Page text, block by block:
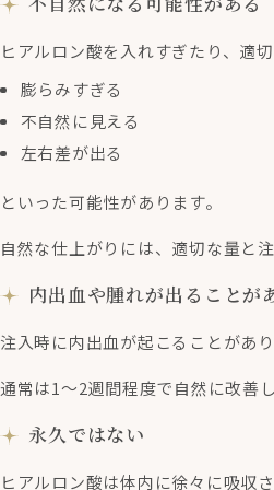
ヒアルロン酸を入れすぎたり、適
膨らみすぎる
不自然に見える
左右差が出る
といった可能性があります。
自然な仕上がりには、適切な量と
内出血や腫れが出ることが
注入時に内出血が起こることがあり
通常は1〜2週間程度で自然に改善し
永久ではない
ヒアルロン酸は体内に徐々に吸収